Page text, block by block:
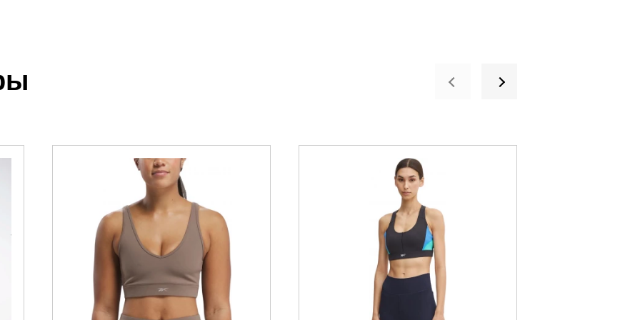
счета менеджером.
который высылает менеджер.
с Почтой Росии и СДЭК.
ознакомиться здесь